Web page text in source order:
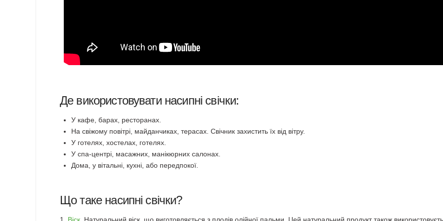
Де використовувати насипні свічки:
У кафе, барах, ресторанах.
На свіжому повітрі, майданчиках, терасах. Свічник захистить їх від вітру.
У готелях, хостелах, готелях.
У спа-центрі, масажних, манікюрних салонах.
Дома, у вітальні, кухні, або передпокої.
Що таке насипні свічки?
1. Віск. Натуральний віск, що виготовляється з плодів олійної пальми. Цей натуральний продукт також